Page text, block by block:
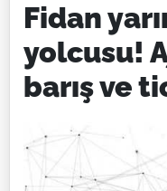
Fidan
yolcusu!
barış ve